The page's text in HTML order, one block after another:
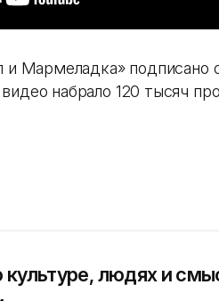
и Мармеладка» подписано
набрало 120 тысяч
культуре, людях и